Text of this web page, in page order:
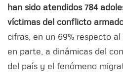
han sido atendidos 784
víctimas del conflicto
cifras, en un 69% respecto
en parte, a dinámicas del
del país y el fenómeno